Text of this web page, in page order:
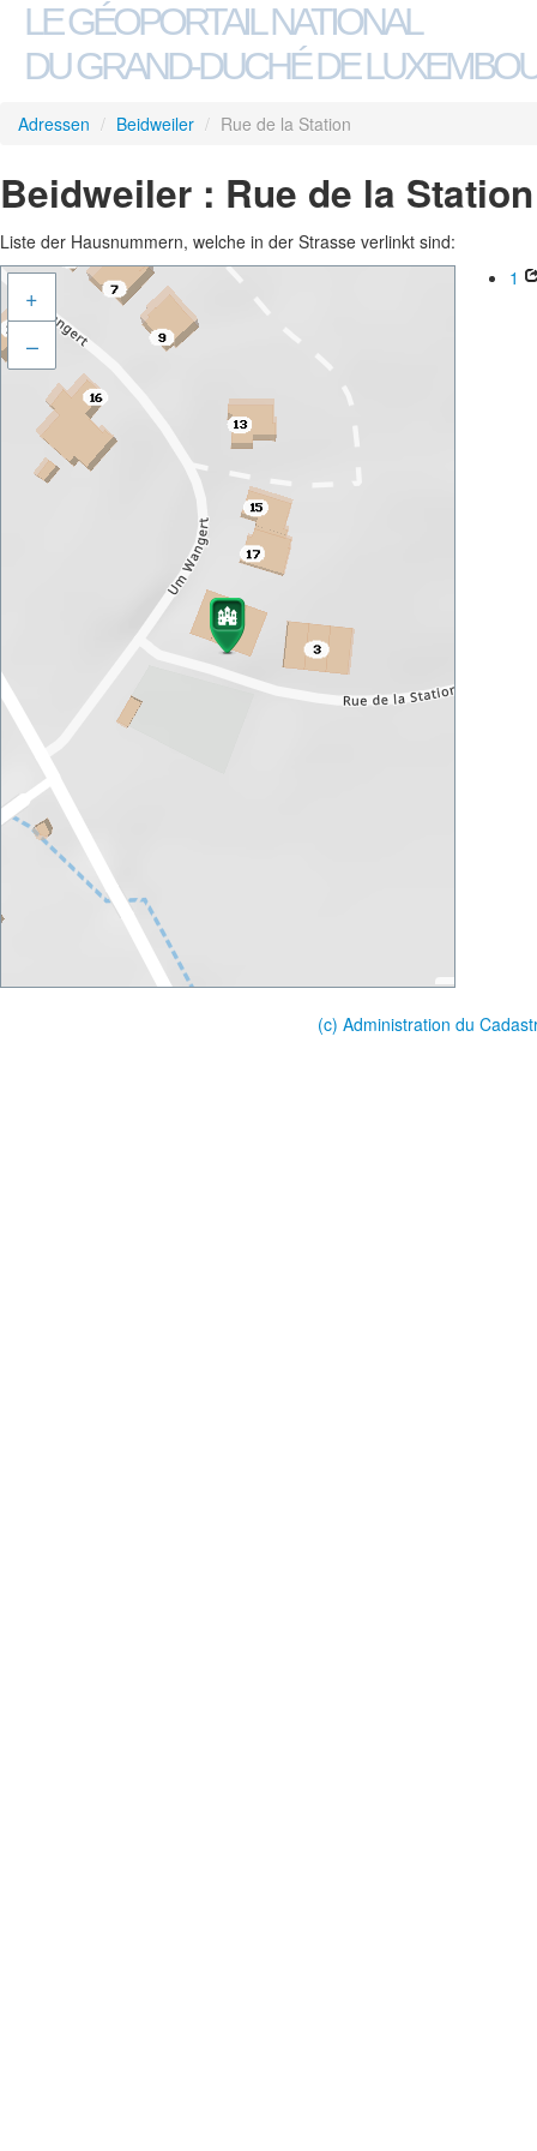
LE GÉOPORTAIL NATIONAL
DU GRAND-DUCHÉ DE
Adressen / Beidweiler / Rue de la Station
Beidweiler : Rue de la Station
Liste der Hausnummern, welche in der Strasse verlinkt sind:
+
–
1
(c) Administration du